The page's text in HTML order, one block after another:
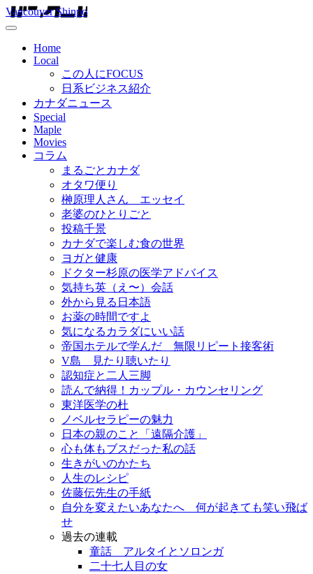
Vancouver Shinpo
Home
Local
この人にFOCUS
日系ビジネス紹介
カナダニュース
Special
Maple
Movies
コラム
まるごとカナダ
オタワ便り
榊原理人さん エッセイ
老婆のひとりごと
投稿千景
カナダで楽しむ食の世界
ヨガと健康
ドクター杉原の医学アドバイス
気持ち英（え〜）会話
外から見る日本語
お薬の時間ですよ
気になるカラダにいい話
帝国ホテルで学んだ 無限リピート接客術
V島 見たり聴いたり
認知症と二人三脚
読んで納得！カップル・カウンセリング
東洋医学の杜
ノベルセラピーの魅力
日本の親のこと「遠隔介護」
心も体もブスだった私の話
生きがいのかたち
人生のレシピ
佐藤伝先生の手紙
自分を変えたいあなたへ 何が起きても笑い飛ば
せ
過去の連載
童話 アルタイとソロンガ
二十七人目の女